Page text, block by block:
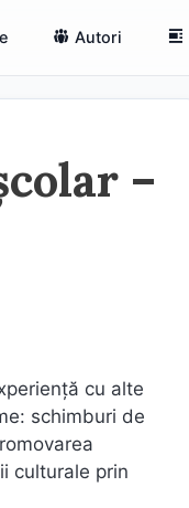
Autori
–
cu alte
schimburi de
culturale prin